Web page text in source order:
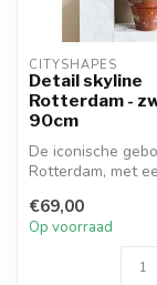
CITYSHAPES
Detail skyline
Rotterdam -
90cm
De iconische
Rotterdam, met
...
€69,00
Op voorraad